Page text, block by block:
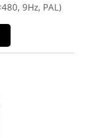
9Hz, PAL)